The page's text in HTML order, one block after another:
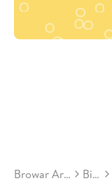
Browar Artezan Biere